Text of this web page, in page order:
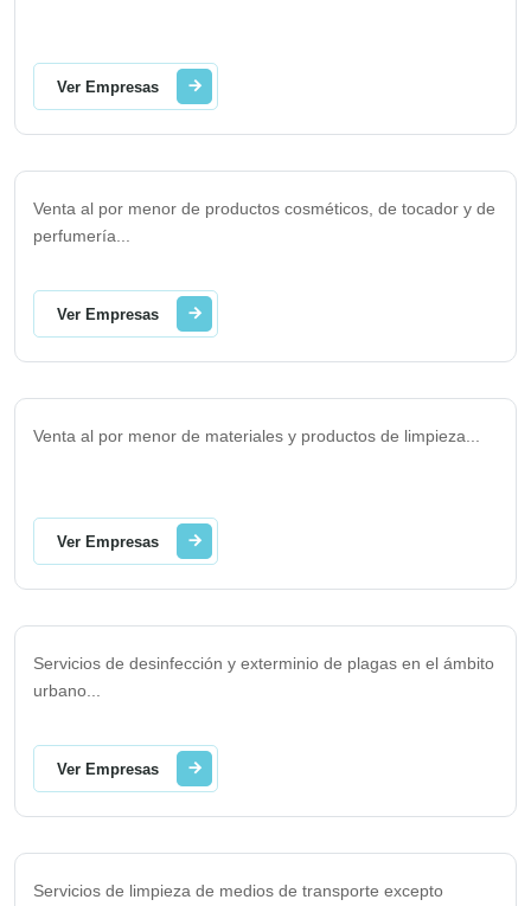
Ver Empresas
Venta al por menor de productos cosméticos, de tocador y de
perfumería
Ver Empresas
Venta al por menor de materiales y productos de limpieza
Ver Empresas
Servicios de desinfección y exterminio de plagas en el ámbito
urbano
Ver Empresas
Servicios de limpieza de medios de transporte excepto